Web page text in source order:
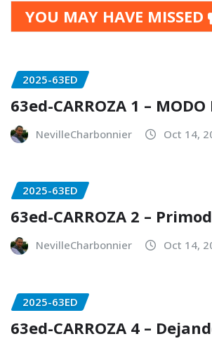
YOU MAY HAVE MISSED
2025-63ED
63ed-CARROZA 1 – MODO
NevilleCharbonnier Oct 14,
2025-63ED
63ed-CARROZA 2 –
NevilleCharbonnier Oct 14,
2025-63ED
63ed-CARROZA 4 –